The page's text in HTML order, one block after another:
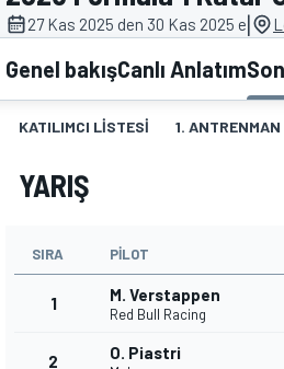
MOTOGP
WORLD SUPERBIKE
27 Kas 2025 den 30 Kas 2025 e|
Genel bakışCanlı Anlatım
KATILIMCI LISTESI 1.
YARIŞ
SIRA PILOT
1 M. Verstappen
Red Bull Racing
2 O. Piastri